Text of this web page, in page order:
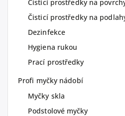
Čisticí prostředky na
Čisticí prostředky na
Dezinfekce
Hygiena rukou
Prací prostředky
Profi myčky nádobí
Myčky skla
Podstolové myčky